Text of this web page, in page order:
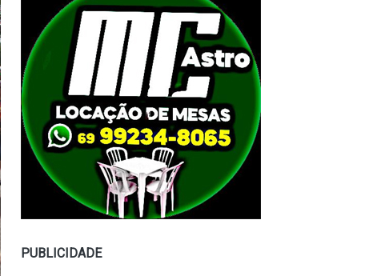
PUBLICIDADE